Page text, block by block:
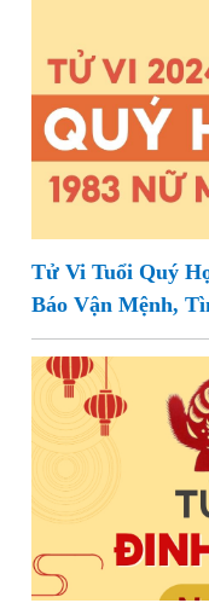
Tử Vi Tuổi Quý
Báo Vận Mệnh,